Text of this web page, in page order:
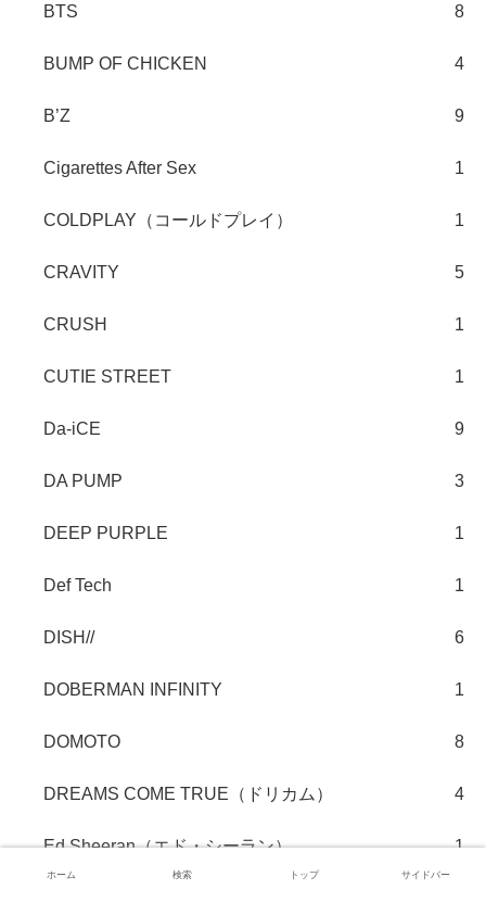
BTS 8
BUMP OF CHICKEN 4
B’Z 9
Cigarettes After Sex 1
COLDPLAY（コールドプレイ） 1
CRAVITY 5
CRUSH 1
CUTIE STREET 1
Da-iCE 9
DA PUMP 3
DEEP PURPLE 1
Def Tech 1
DISH// 6
DOBERMAN INFINITY 1
DOMOTO 8
DREAMS COME TRUE（ドリカム） 4
Ed Sheeran（エド・シーラン） 1
ホーム 検索 トップ サイドバー